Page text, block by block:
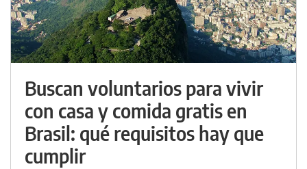
Buscan voluntarios para vivir
con casa y comida gratis en
Brasil: qué requisitos hay que
cumplir